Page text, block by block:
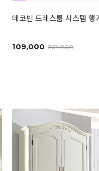
데코빈 드레스룸 시스템 행
109,000 269,000